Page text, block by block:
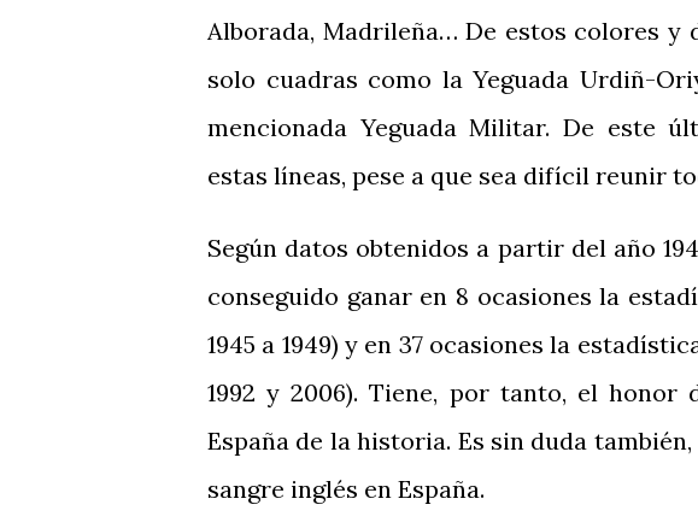
Alborada, Madrileña… De estos colores y
solo cuadras como la Yeguada Urdiñ-
mencionada Yeguada Militar. De este
estas líneas, pese a que sea difícil reunir
Según datos obtenidos a partir del año
conseguido ganar en 8 ocasiones la
1945 a 1949) y en 37 ocasiones la
1992 y 2006). Tiene, por tanto, el
España de la historia. Es sin duda
sangre inglés en España.